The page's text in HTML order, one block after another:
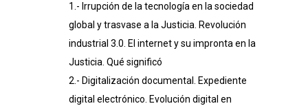
1.- Irrupción de la tecnología en la sociedad
global y trasvase a la Justicia. Revolución
industrial 3.0. El internet y su impronta en la
Justicia. Qué significó
2.- Digitalización documental. Expediente
digital electrónico. Evolución digital en